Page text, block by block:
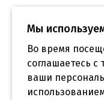
Мы
Во время
соглашаетесь
ваши